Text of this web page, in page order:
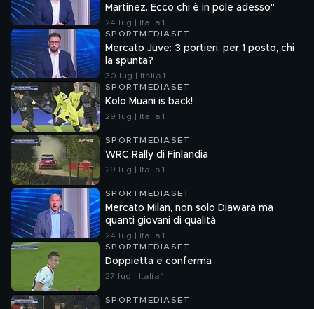
Martinez. Ecco chi è in pole adesso"
24 lug | Italia 1
SPORTMEDIASET
Mercato Juve: 3 portieri, per 1 posto, chi
la spunta?
30 lug | Italia 1
SPORTMEDIASET
Kolo Muani is back!
29 lug | Italia 1
SPORTMEDIASET
WRC Rally di Finlandia
29 lug | Italia 1
SPORTMEDIASET
Mercato Milan, non solo Diawara ma
quanti giovani di qualità
24 lug | Italia 1
SPORTMEDIASET
Doppietta e conferma
27 lug | Italia 1
SPORTMEDIASET